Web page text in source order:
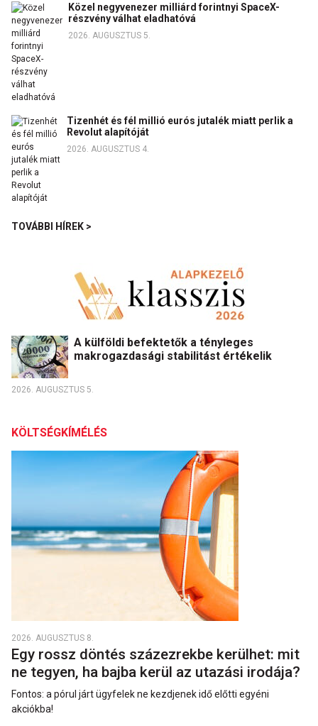
Közel negyvenezer milliárd forintnyi SpaceX-
részvény válhat eladhatóvá
2026. AUGUSZTUS 5.
Tizenhét és fél millió eurós jutalék miatt perlik a
Revolut alapítóját
2026. AUGUSZTUS 4.
TOVÁBBI HÍREK >
A külföldi befektetők a tényleges
makrogazdasági stabilitást értékelik
2026. AUGUSZTUS 5.
KÖLTSÉGKÍMÉLÉS
2026. AUGUSZTUS 8.
Egy rossz döntés százezrekbe kerülhet: mit
ne tegyen, ha bajba kerül az utazási irodája?
Fontos: a pórul járt ügyfelek ne kezdjenek idő előtti egyéni
akciókba!